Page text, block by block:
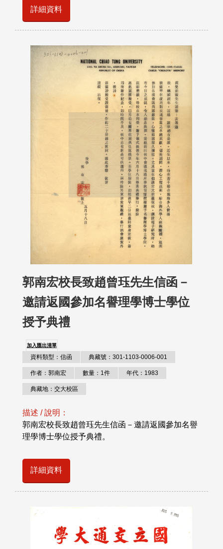
詳細資料
郭南宏校長致趙曾珏先生信函－
邀請返國參加名譽理學博士學位
授予典禮
加入匯出清單
資料類型：信函 典藏號：301-1103-0006-001
作者：郭南宏 數量：1件 年代：1983
典藏地：交大校區
描述 / 說明：
郭南宏校長致趙曾珏先生信函－邀請返國參加名譽
理學博士學位授予典禮。
詳細資料